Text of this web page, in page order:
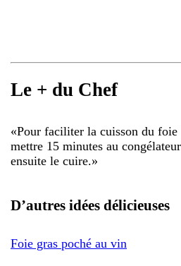
Le + du Chef
«Pour faciliter la cuisson du foie
mettre 15 minutes au
ensuite le cuire.»
D’autres idées délicieuses
Foie gras poché au vin